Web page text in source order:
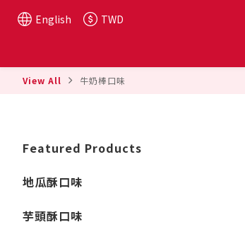
English
TWD
View All 牛奶棒口味
Featured Products
地瓜酥口味
芋頭酥口味